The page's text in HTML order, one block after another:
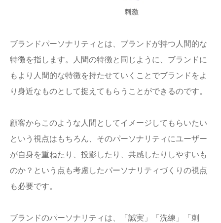
ブランドパーソナリティとは、ブランドが持つ人間的な
特徴を指します。人間の特徴と同じように、ブランドに
もより人間的な特徴を持たせていくことでブランドをよ
り身近なものとして捉えてもらうことができるのです。
顧客からこのような人間としてイメージしてもらいたい
という視点はもちろん、そのパーソナリティにユーザー
が自身を重ねたり、投影したり、共感したりしやすいも
のか？という点も考慮したパーソナリティづくりの視点
も必要です。
ブランドのパーソナリティは、「誠実」「洗練」「刺